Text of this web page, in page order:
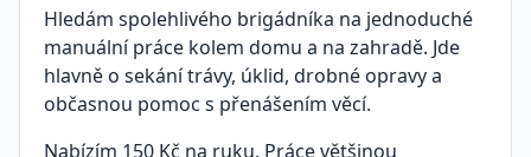
Hledám spolehlivého brigádníka na jednoduché
manuální práce kolem domu a na zahradě. Jde
hlavně o sekání trávy, úklid, drobné opravy a
občasnou pomoc s přenášením věcí.
Nabízím 150 Kč na ruku. Práce většinou